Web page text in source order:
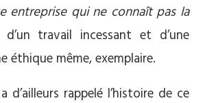
entreprise qui ne connaît pas la
travail incessant et d’une
éthique même, exemplaire.
d’ailleurs rappelé l’histoire de ce